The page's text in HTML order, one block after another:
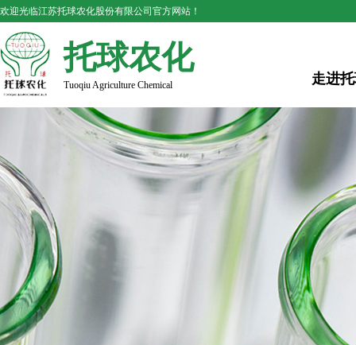
欢迎光临江苏托球农化股份有限公司官方网站！
托球农化
Tuoqiu Agriculture Chemical 走进